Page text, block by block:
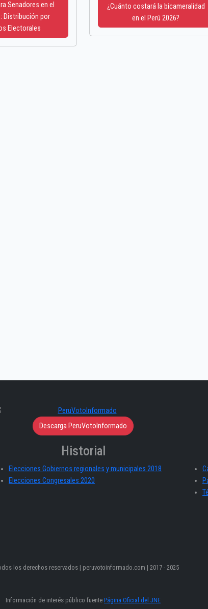
Senadores en el
Distribución por
Electorales
¿Cuánto costará la bicameralidad
en el Perú 2026?
Descarga PeruVotoInformado
Historial
Elecciones Gobiernos regionales y municipales 2018
Elecciones Congresales 2020
los derechos reservados | peruvotoinformado.com | 2017 - 2025
Información de interés público fuente Página Oficial del JNE